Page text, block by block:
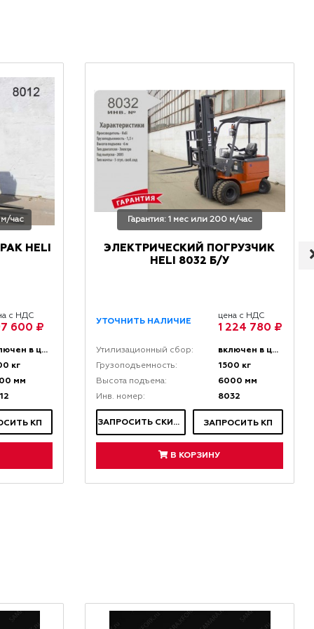
час
HELI
с НДС
600 ₽
включен в цену
кг
мм
КП
Гарантия: 1 мес или 200 м/час
ЭЛЕКТРИЧЕСКИЙ ПОГРУЗЧИК
HELI 8032 Б/У
УТОЧНИТЬ НАЛИЧИЕ
цена с НДС
1 224 780 ₽
Утилизационный сбор: включен в цену
Грузоподъемность: 1500 кг
Высота подъема: 6000 мм
Инв. номер: 8032
ЗАПРОСИТЬ СКИДКУ ЗАПРОСИТЬ КП
В КОРЗИНУ